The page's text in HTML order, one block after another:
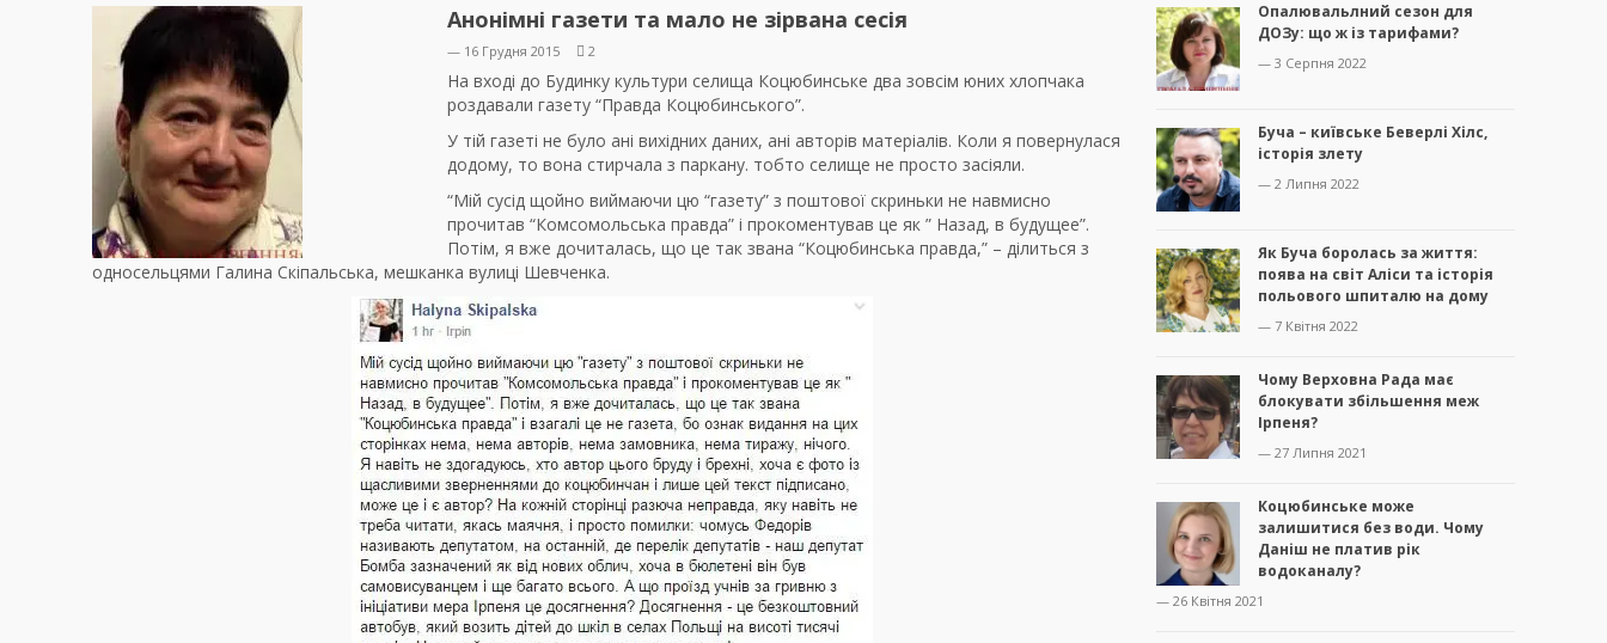
Анонімні газети та мало не зірвана сесія
— 16 Грудня 2015 2
На вході до Будинку культури селища Коцюбинське два зовсім юних хлопчака
роздавали газету “Правда Коцюбинського”.
У тій газеті не було ані вихідних даних, ані авторів матеріалів. Коли я повернулася
додому, то вона стирчала з паркану. тобто селище не просто засіяли.
“Мій сусід щойно виймаючи цю “газету” з поштової скриньки не навмисно
прочитав “Комсомольська правда” і прокоментував це як ” Назад, в будущее”.
Потім, я вже дочиталась, що це так звана “Коцюбинська правда,” – ділиться з
односельцями Галина Скіпальська, мешканка вулиці Шевченка.
Опалювальлний сезон для
ДОЗу: що ж із тарифами?
— 3 Серпня 2022
Буча – київське Беверлі Хілс,
історія злету
— 2 Липня 2022
Як Буча боролась за життя:
поява на світ Аліси та історія
польового шпиталю на дому
— 7 Квітня 2022
Чому Верховна Рада має
блокувати збільшення меж
Ірпеня?
— 27 Липня 2021
Коцюбинське може
залишитися без води. Чому
Даніш не платив рік
водоканалу?
— 26 Квітня 2021